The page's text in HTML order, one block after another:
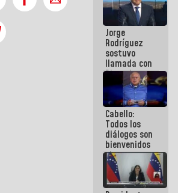
"Héroe de
Venezuela"
a servidores
públicos
Jorge
Rodríguez
sostuvo
llamada con
Dinorah
Figuera y
acuerdan
primer
encuentro
presencial
para el
diálogo
Cabello:
Todos los
diálogos son
bienvenidos
siempre que
estén en el
marco de la
Constitución